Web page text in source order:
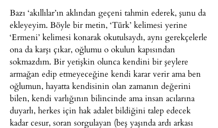
Bazı ‘akıllılar’ın aklından geçeni tahmin ederek, şunu da
ekleyeyim. Böyle bir metin, ‘Türk’ kelimesi yerine
‘Ermeni’ kelimesi konarak okutulsaydı, aynı gerekçelerle
ona da karşı çıkar, oğlumu o okulun kapısından
sokmazdım. Bir yetişkin olunca kendini bir şeylere
armağan edip etmeyeceğine kendi karar verir ama ben
oğlumun, hayatta kendisinin olan zamanın değerini
bilen, kendi varlığının bilincinde ama insan acılarına
duyarlı, herkes için hak adalet bildiğini talep edecek
kadar cesur, soran sorgulayan (beş yaşında ardı arkası